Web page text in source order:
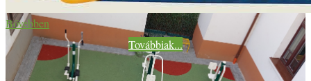
Bővebben
Továbbiak...